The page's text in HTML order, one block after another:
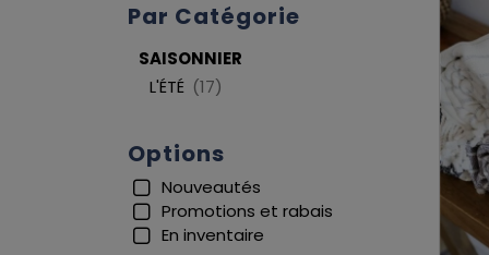
Par Catégorie
SAISONNIER
L'ÉTÉ (17)
Options
Nouveautés
Promotions et rabais
En inventaire